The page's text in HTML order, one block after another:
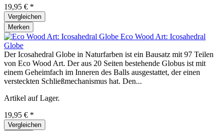
19,95 € *
Vergleichen
Merken
Eco Wood Art: Icosahedral
Globe
Der Icosahedral Globe in Naturfarben ist ein Bausatz mit 97 Teilen
von Eco Wood Art. Der aus 20 Seiten bestehende Globus ist mit
einem Geheimfach im Inneren des Balls ausgestattet, der einen
versteckten Schließmechanismus hat. Den...
Artikel auf Lager.
19,95 € *
Vergleichen